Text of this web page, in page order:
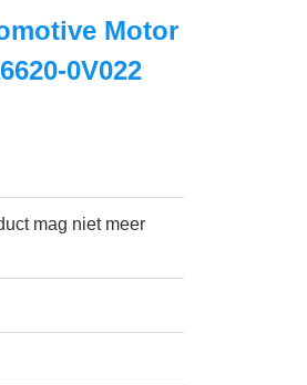
Motor
0V022
mag niet meer